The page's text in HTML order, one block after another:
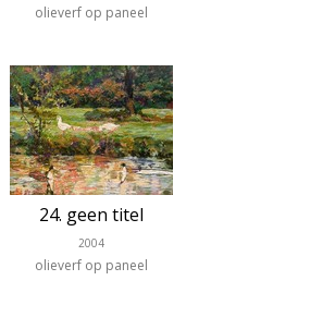
olieverf op paneel
24. geen titel
2004
olieverf op paneel